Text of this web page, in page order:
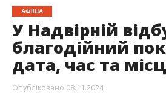
АФІША
У Надвірній
благодійний
дата, час та
Опубліковано 08.11.2024